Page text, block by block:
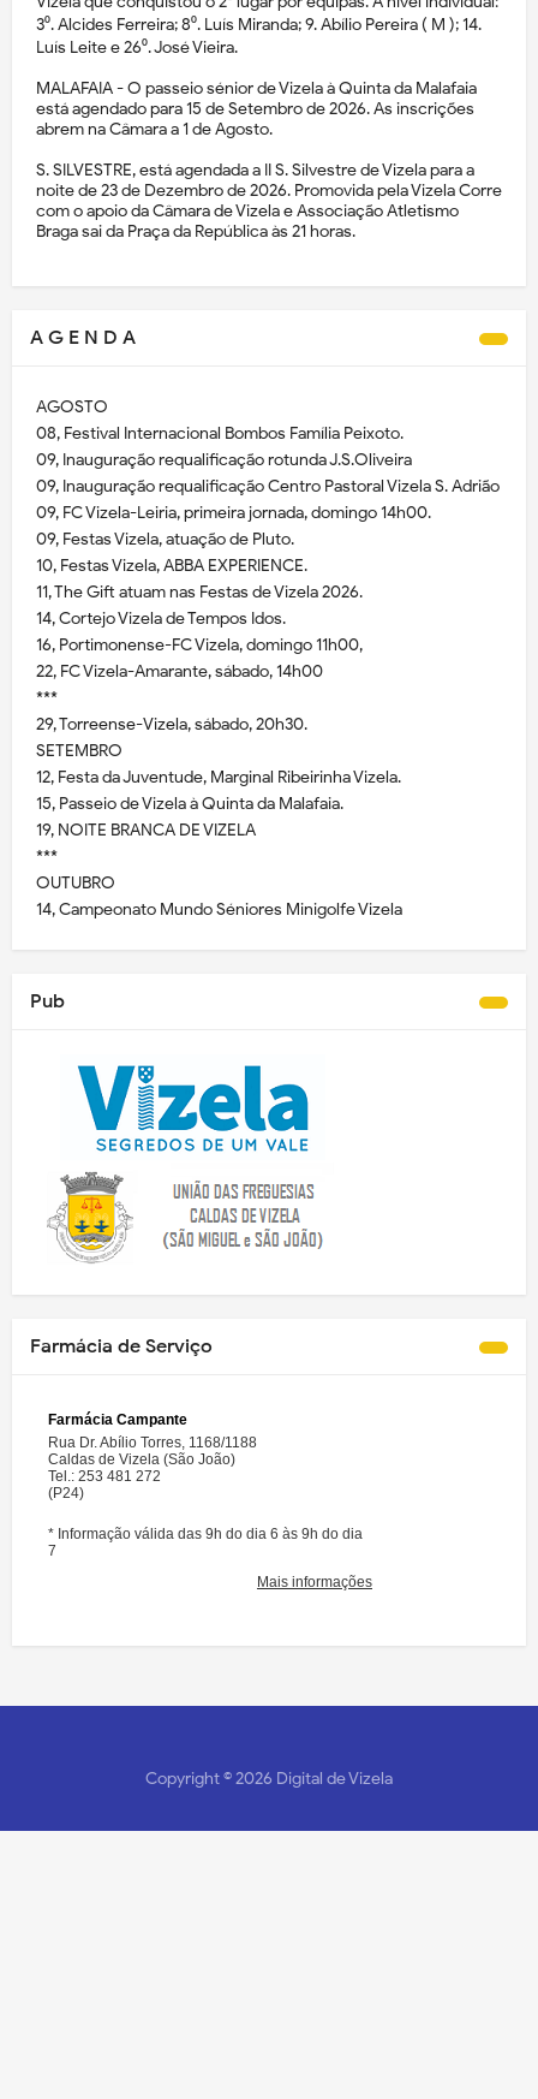
3⁰. Alcides Ferreira; 8⁰. Luís Miranda; 9. Abílio Pereira ( M ); 14.
Luís Leite e 26⁰. José Vieira.
MALAFAIA - O passeio sénior de Vizela à Quinta da Malafaia
está agendado para 15 de Setembro de 2026. As inscrições
abrem na Câmara a 1 de Agosto.
S. SILVESTRE, está agendada a II S. Silvestre de Vizela para a
noite de 23 de Dezembro de 2026. Promovida pela Vizela Corre
com o apoio da Câmara de Vizela e Associação Atletismo
Braga sai da Praça da República às 21 horas.
A G E N D A
AGOSTO
08, Festival Internacional Bombos Família Peixoto.
09, Inauguração requalificação rotunda J.S.Oliveira
09, Inauguração requalificação Centro Pastoral Vizela S. Adrião
09, FC Vizela-Leiria, primeira jornada, domingo 14h00.
09, Festas Vizela, atuação de Pluto.
10, Festas Vizela, ABBA EXPERIENCE.
11, The Gift atuam nas Festas de Vizela 2026.
14, Cortejo Vizela de Tempos Idos.
16, Portimonense-FC Vizela, domingo 11h00,
22, FC Vizela-Amarante, sábado, 14h00
***
29, Torreense-Vizela, sábado, 20h30.
SETEMBRO
12, Festa da Juventude, Marginal Ribeirinha Vizela.
15, Passeio de Vizela à Quinta da Malafaia.
19, NOITE BRANCA DE VIZELA
***
OUTUBRO
14, Campeonato Mundo Séniores Minigolfe Vizela
Pub
Farmácia de Serviço
Copyright ©2026 Digital de Vizela